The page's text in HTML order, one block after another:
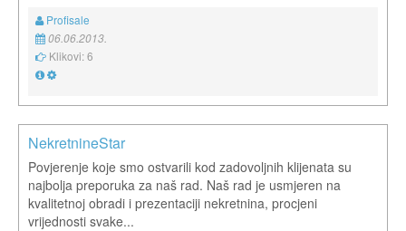
Profisale
06.06.2013.
Klikovi: 6
NekretnineStar
Povjerenje koje smo ostvarili kod zadovoljnih klijenata su
najbolja preporuka za naš rad. Naš rad je usmjeren na
kvalitetnoj obradi i prezentaciji nekretnina, procjeni
vrijednosti svake...